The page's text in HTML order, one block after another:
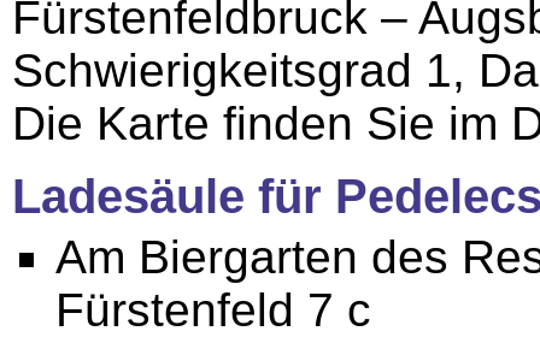
Fürstenfeldbruck –
Schwierigkeitsgrad 1,
Die Karte finden Sie im
Ladesäule für
Am Biergarten des
Fürstenfeld 7 c